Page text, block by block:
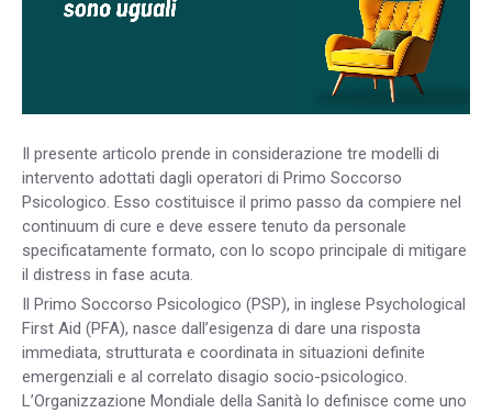
Il presente articolo prende in considerazione tre modelli di
intervento adottati dagli operatori di Primo Soccorso
Psicologico. Esso costituisce il primo passo da compiere nel
continuum di cure e deve essere tenuto da personale
specificatamente formato, con lo scopo principale di mitigare
il distress in fase acuta.
Il Primo Soccorso Psicologico (PSP), in inglese Psychological
First Aid (PFA), nasce dall’esigenza di dare una risposta
immediata, strutturata e coordinata in situazioni definite
emergenziali e al correlato disagio socio-psicologico.
L’Organizzazione Mondiale della Sanità lo definisce come uno